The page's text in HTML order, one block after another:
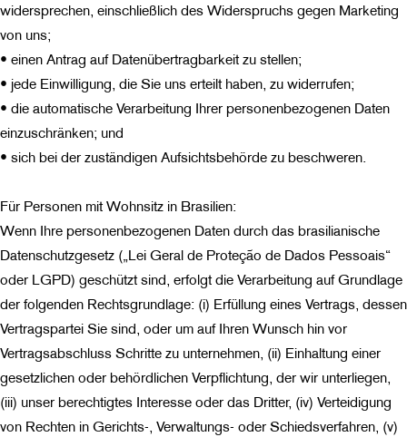
widersprechen, einschließlich des Widerspruchs gegen Marketing
von uns;
• einen Antrag auf Datenübertragbarkeit zu stellen;
• jede Einwilligung, die Sie uns erteilt haben, zu widerrufen;
• die automatische Verarbeitung Ihrer personenbezogenen Daten
einzuschränken; und
• sich bei der zuständigen Aufsichtsbehörde zu beschweren.
Für Personen mit Wohnsitz in Brasilien:
Wenn Ihre personenbezogenen Daten durch das brasilianische
Datenschutzgesetz („Lei Geral de Proteção de Dados Pessoais“
oder LGPD) geschützt sind, erfolgt die Verarbeitung auf Grundlage
der folgenden Rechtsgrundlage: (i) Erfüllung eines Vertrags, dessen
Vertragspartei Sie sind, oder um auf Ihren Wunsch hin vor
Vertragsabschluss Schritte zu unternehmen, (ii) Einhaltung einer
gesetzlichen oder behördlichen Verpflichtung, der wir unterliegen,
(iii) unser berechtigtes Interesse oder das Dritter, (iv) Verteidigung
von Rechten in Gerichts-, Verwaltungs- oder Schiedsverfahren, (v)